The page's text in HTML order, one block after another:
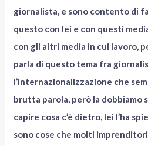
giornalista, e sono contento di
questo con lei e con questi
con gli altri media in cui lavoro,
parla di questo tema fra
l’internazionalizzazione che
brutta parola, però la dobbiamo
capire cosa c’è dietro, lei l’ha
sono cose che molti